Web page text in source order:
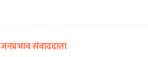
जनप्रभाव संवाददाता